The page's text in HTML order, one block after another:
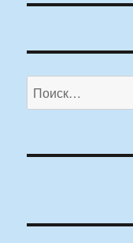
Искать: